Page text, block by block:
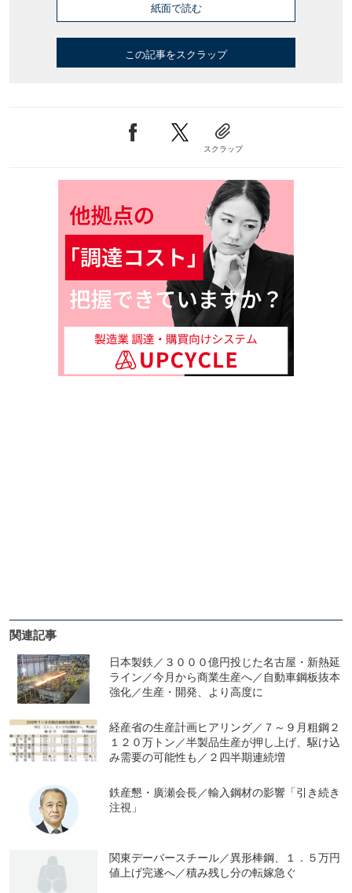
紙面で読む
この記事をスクラップ
スクラップ
関連記事
日本製鉄／３０００億円投じた名古屋・新熱延
ライン／今月から商業生産へ／自動車鋼板抜本
強化／生産・開発、より高度に
経産省の生産計画ヒアリング／７～９月粗鋼２
１２０万トン／半製品生産が押し上げ、駆け込
み需要の可能性も／２四半期連続増
鉄産懇・廣瀬会長／輸入鋼材の影響「引き続き
注視」
関東デーバースチール／異形棒鋼、１．５万円
値上げ完遂へ／積み残し分の転嫁急ぐ